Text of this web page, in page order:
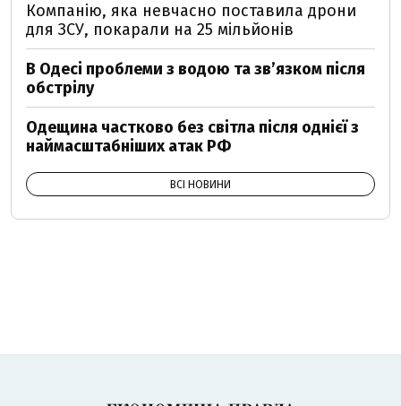
Компанію, яка невчасно поставила дрони
для ЗСУ, покарали на 25 мільйонів
В Одесі проблеми з водою та звʼязком після
обстрілу
Одещина частково без світла після однієї з
наймасштабніших атак РФ
ВСІ НОВИНИ